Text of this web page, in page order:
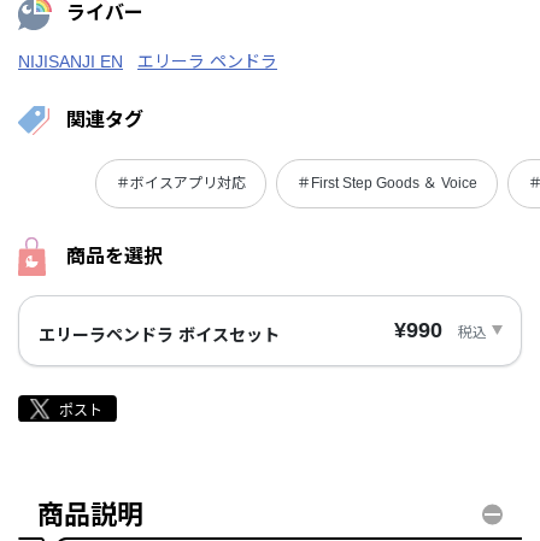
ライバー
NIJISANJI EN エリーラ ペンドラ
関連タグ
＃ボイスアプリ対応 ＃First Step Goods ＆ Voice
商品を選択
エリーラペンドラ ボイスセット ¥990 税込
商品説明